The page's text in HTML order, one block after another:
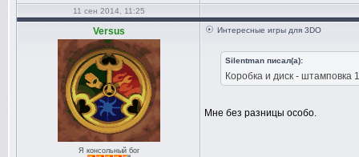
11 сен 2014, 11:25
Versus
Я консольный бог
Интересные игры для 3DO
Silentman писал(а):
Коробка и диск - штамповка
Мне без разницы особо.